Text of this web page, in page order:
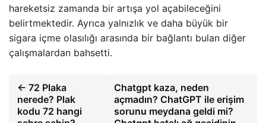
hareketsiz zamanda bir artışa yol açabileceğini
belirtmektedir. Ayrıca yalnızlık ve daha büyük bir
sigara içme olasılığı arasında bir bağlantı bulan diğer
çalışmalardan bahsetti.
← 72 Plaka
nerede? Plak
kodu 72 hangi
Chatgpt kaza, neden
açmadın? ChatGPT ile erişim
sorunu meydana geldi mi?